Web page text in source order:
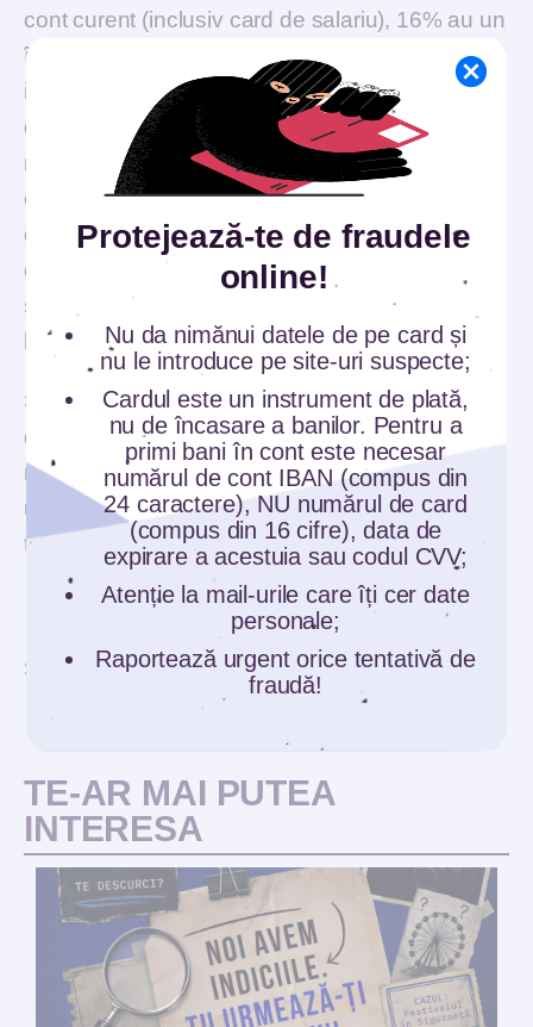
cont curent (inclusiv card de salariu), 16% au un
împrumut de nevoi personale, 11% au un credit
imobiliar/ipotecar în derulare, 36% dețin un card
de credit (card de cumpărături), iar 7% dintre
respondenți au un overdraft. La capitolul
economisire, 14% dintre respondenți au
depozite bancare și tot 14% au mizat pe
conturile de economii.Un client poate utiliza
simultan mai multe produse și servicii
bancare.
Sondajul de opinie a fost realizat în luna
decembrie 2020 pe un eșantion de 1.479
respondenți adulți, dintre care 1.158 sunt
utilizatori de servicii bancare, eroarea maximă
tolerată fiind de +/- 2,8%.
SHARE:
TE-AR MAI PUTEA
INTERESA
Protejează-te de fraudele
online!
Nu da nimănui datele de pe card și
nu le introduce pe site-uri suspecte;
Cardul este un instrument de plată,
nu de încasare a banilor. Pentru a
primi bani în cont este necesar
numărul de cont IBAN (compus din
24 caractere), NU numărul de card
(compus din 16 cifre), data de
expirare a acestuia sau codul CVV;
Atenție la mail-urile care îți cer date
personale;
Raportează urgent orice tentativă de
fraudă!